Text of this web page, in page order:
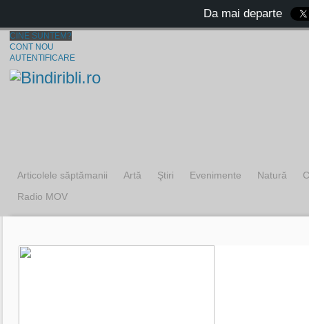
CINE SUNTEM?
CONT NOU
AUTENTIFICARE
Articolele săptămanii Artă Ştiri Evenimente Natură
Radio MOV
Da mai departe